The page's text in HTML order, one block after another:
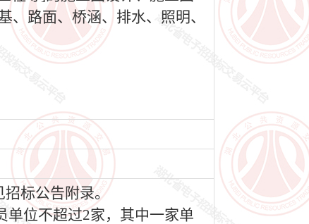
路面、桥涵、排水、照明、
招标公告附录。
单位不超过2家，其中一家单